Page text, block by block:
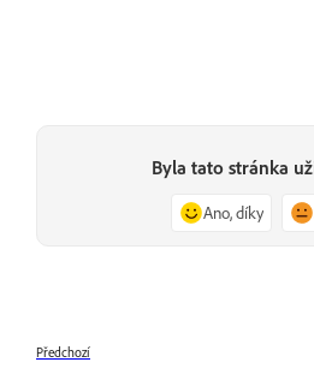
Byla tato stránka
Ano, díky
Předchozí